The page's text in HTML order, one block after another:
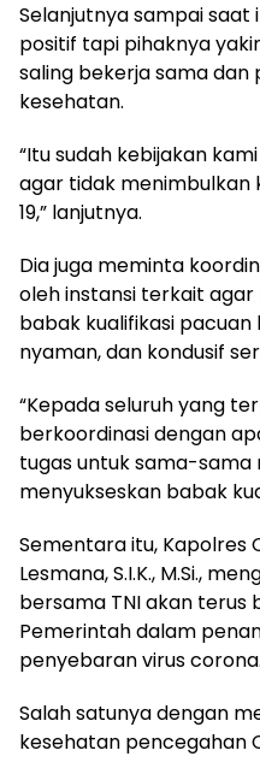
Selanjutnya sampai
positif tapi pihaknya
saling bekerja sama
kesehatan.
“Itu sudah kebijakan
agar tidak
19,” lanjutnya.
Dia juga meminta
oleh instansi terkait
babak kualifikasi
nyaman, dan kondusif
“Kepada seluruh yang
berkoordinasi dengan
tugas untuk sama-
menyukseskan babak
Sementara itu, Kapolres
Lesmana, S.I.K., M.Si.,
bersama TNI akan terus
Pemerintah dalam
penyebaran virus corona.
Salah satunya dengan
kesehatan pencegahan